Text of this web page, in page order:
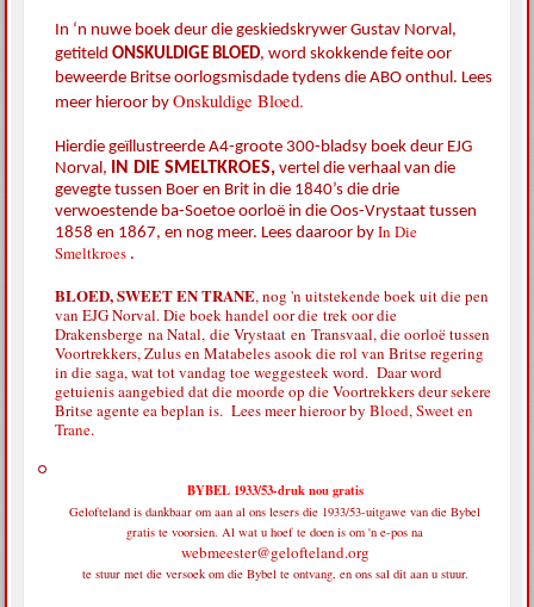
In ‘n nuwe boek deur die geskiedskrywer Gustav Norval,
getiteldONSKULDIGE BLOED, word skokkende feite oor
beweerde Britse oorlogsmisdade tydens die ABO onthul. Lees
meer hieroor byOnskuldige Bloed.
Hierdie geïllustreerde A4-groote 300-bladsy boek deur EJG
Norval, IN DIE SMELTKROES, vertel die verhaal van die
gevegte tussen Boer en Brit in die 1840’s die drie
verwoestende ba-Soetoe oorloë in die Oos-Vrystaat tussen
1858 en 1867, en nog meer. Lees daaroor byIn Die
Smeltkroes .
BLOED, SWEET EN TRANE, nog 'n uitstekende boek uit die pen
van EJG Norval. Die boek handel oor dietrek oor die
Drakensbergena Natal,die Vrystaat enTransvaal, die oorloë tussen
Voortrekkers, Zulus en Matabeles asook die rol van Britse regering
in die saga, wat tot vandag toe weggesteek word. Daar word
getuienis aangebied dat die moorde op die Voortrekkers deur sekere
Britse agente ea beplan is. Lees meer hieroor byBloed, Sweet en
Trane.
BYBEL 1933/53-druk nou gratis
Gelofteland is dankbaar om aan al ons lesers die 1933/53-uitgawe van die Bybel
gratis te voorsien. Al wat u hoef te doen is om 'n e-pos na
webmeester@gelofteland.org
te stuur met die versoek om die Bybel te ontvang, en ons sal dit aan u stuur.